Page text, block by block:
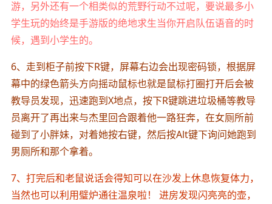
游，另外还有一个相类似的荒野行动不过呢，要说最多小
学生玩的始终是手游版的绝地求生当你开启队伍语音的时
候，遇到小学生的。
6、走到柜子前按下R键，屏幕右边会出现密码锁，根据屏
幕中的绿色箭头方向摇动鼠标也就是鼠标打圈打开后会被
教导员发现，迅速跑到X地点，按下R键跳进垃圾桶等教导
员离开了再出来与杰里回合跟着他一路狂奔，在女厕所前
碰到了小胖妹，对着她按右键，然后按Alt键下询问她跑到
男厕所和那个拿着。
7、打完后和老鼠说话会得知可以在沙发上休息恢复体力，
当然也可以利用璧炉通往温泉啦！ 进房发现闪亮亮的壶，